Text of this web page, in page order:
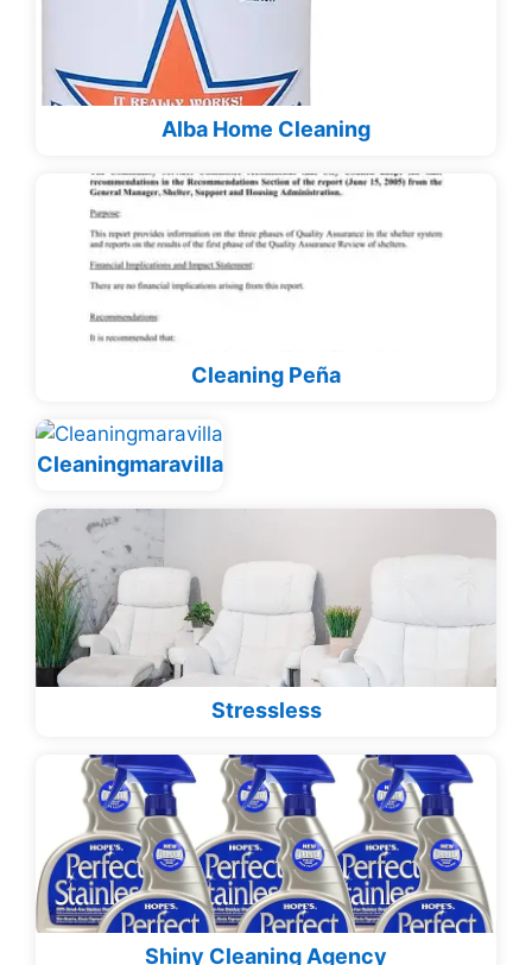
Alba Home Cleaning
Cleaning Peña
Cleaningmaravilla
Stressless
Shiny Cleaning Agency